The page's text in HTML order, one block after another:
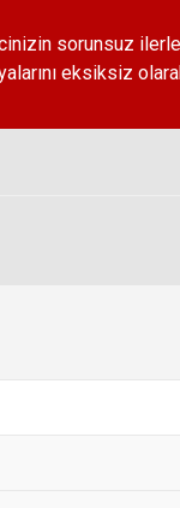
sorunsuz
eksiksiz